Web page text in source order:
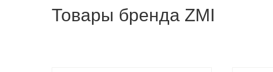
Товары бренда ZMI